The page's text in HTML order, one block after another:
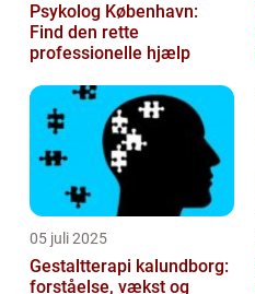
Psykolog København:
Find den rette
professionelle hjælp
05 juli 2025
Gestaltterapi kalundborg:
forståelse, vækst og